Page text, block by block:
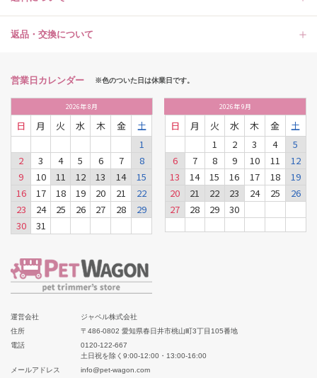
返品・交換について
営業日カレンダー ※色のついた日は休業日です。
2026年8月
日 月 火 水 木 金
土
1
2
3 4 5 6 7
8
9
10 11 12 13 14
15
16
17 18 19 20 21
22
23
24 25 26 27 28
29
30
31
2026年9月
日 月 火 水 木 金
土
1
2 3 4
5
6
7 8 9 10 11
12
13
14 15 16 17 18
19
20
21 22 23 24 25
26
27
28 29 30
運営会社
ジャペル株式会社
住所
〒486-0802 愛知県春日井市桃山町3丁目105番地
電話
0120-122-667
土日祝を除く9:00-12:00・13:00-16:00
メールアドレス
info@pet-wagon.com